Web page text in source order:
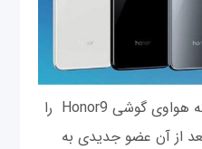
اواسط سال 2017 بود که هواوی گوشی Honor9 را
از آن عضو جدیدی به